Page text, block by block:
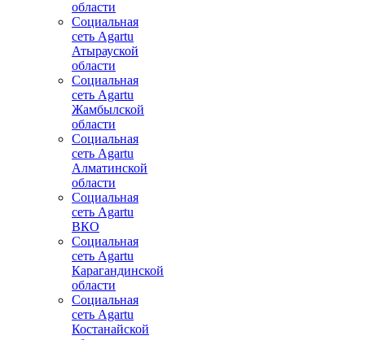
области
Социальная
сеть Agartu
Атырауской
области
Социальная
сеть Agartu
Жамбылской
области
Социальная
сеть Agartu
Алматинской
области
Социальная
сеть Agartu
ВКО
Социальная
сеть Agartu
Карагандинской
области
Социальная
сеть Agartu
Костанайской